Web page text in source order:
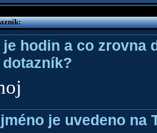
hodin a co zrovna
je uvedeno na